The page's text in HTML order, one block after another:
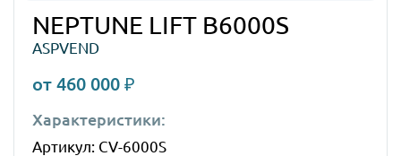
NEPTUNE LIFT B6000S
ASPVEND
от 460 000 ₽
Характеристики:
Артикул: CV-6000S